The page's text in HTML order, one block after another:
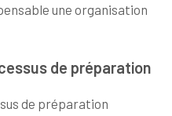
une organisation
de préparation
de préparation